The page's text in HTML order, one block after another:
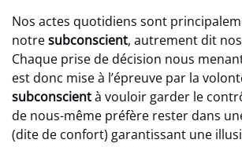
Nos actes quotidiens sont
notresubconscient, autrement dit
Chaque prise de décision nous
est donc mise à l’épreuve par la
subconscientà vouloir garder le
de nous-même préfère rester dans
(dite de confort) garantissant une